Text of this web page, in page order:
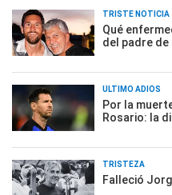
TRISTE NOTICIA
Qué
del padre de
ÚLTIMO ADIÓS
Por la
Rosario: la
TRISTEZA
Falleció